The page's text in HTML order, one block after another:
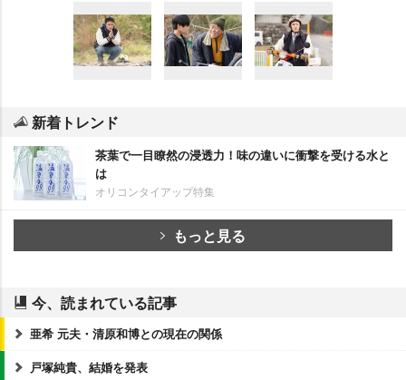
新着トレンド
茶葉で一目瞭然の浸透力！味の違いに衝撃を受ける水と
は
オリコンタイアップ特集
もっと見る
今、読まれている記事
亜希 元夫・清原和博との現在の関係
戸塚純貴、結婚を発表